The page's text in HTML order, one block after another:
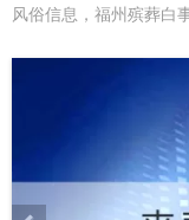
风俗信息，福州殡葬白